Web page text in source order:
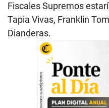
Fiscales Supremos
Tapia Vivas, Franklin
Dianderas.